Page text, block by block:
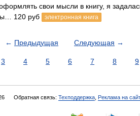
свои мысли в книгу, я
120 руб
электронная книга
← Предыдущая Следующая →
3 4 5 6 7 8 9
Обратная связь: Техподдержка Реклама на